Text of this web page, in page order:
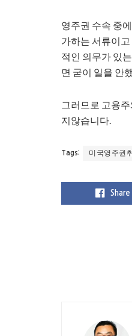
영주권 수속 중
가하는 서류이
적인 의무가 있
면 굳이 일을 안
그러므로 고용
지않습니다.
Tags: 미국영주권
Share